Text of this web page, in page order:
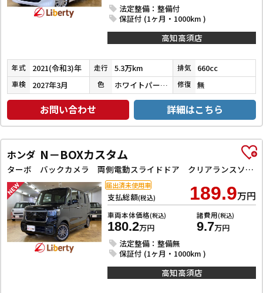
法定整備：整備付
保証付 (1ヶ月・1000km )
高知高須店
年式 2021(令和3)年 走行 5.3万km 排気 660cc
車検 2027年3月 色 ホワイトパール３コートパール 修復 無
お問い合わせ 詳細はこちら
ホンダ N－BOXカスタム
ターボ バックカメラ 両側電動スライドドア クリアランスソナー オートクルーズコントロール レーンアシスト 衝突被害軽減システム オートライト LEDヘッドランプ スマートキー アイドリングストップ
支払総額(税込) 189.9万円
車両本体価格(税込)
180.2万円
諸費用(税込)
9.7万円
法定整備：整備無
保証付 (1ヶ月・1000km )
届出済未使用車
高知高須店